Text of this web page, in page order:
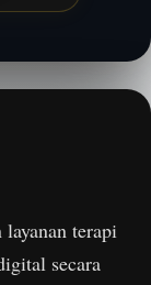
terapi
secara